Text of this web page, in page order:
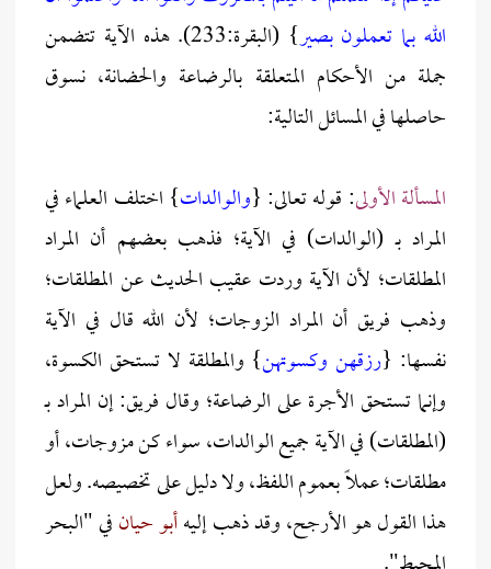
الله بما تعملون بصير
} (البقرة:233). هذه الآية تتضمن
جملة من الأحكام المتعلقة بالرضاعة والحضانة، نسوق
حاصلها في المسائل التالية:
المسألة الأولى: قوله تعالى: {والوالدات} اختلف العلماء في
المراد بـ (الوالدات) في الآية؛ فذهب بعضهم أن المراد
المطلقات؛ لأن الآية وردت عقيب الحديث عن المطلقات؛
وذهب فريق أن المراد الزوجات؛ لأن الله قال في الآية
نفسها: {رزقهن وكسوتهن} والمطلقة لا تستحق الكسوة،
وإنما تستحق الأجرة على الرضاعة؛ وقال فريق: إن المراد بـ
(المطلقات) في الآية جميع الوالدات، سواء كن مزوجات، أو
مطلقات؛ عملاً بعموم اللفظ، ولا دليل على تخصيصه. ولعل
هذا القول هو الأرجح، وقد ذهب إليهأبو حيانفي "البحر